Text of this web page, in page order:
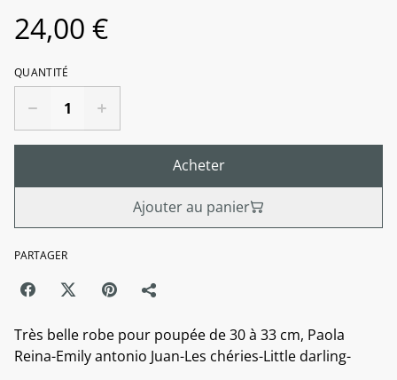
24,00 €
QUANTITÉ
Acheter
Ajouter au panier
PARTAGER
Très belle robe pour poupée de 30 à 33 cm, Paola
Reina-Emily antonio Juan-Les chéries-Little darling-